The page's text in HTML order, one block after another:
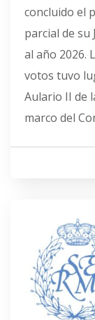
concluido el
parcial de
al año 2026.
votos tuvo
Aulario II de
marco del